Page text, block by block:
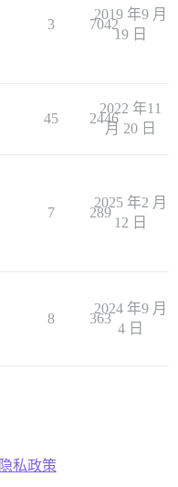
3 7042
2019 年9 月
19 日
45 2446
2022 年11
月 20 日
7 289
2025 年2 月
12 日
8 363
2024 年9 月
4 日
隐私政策